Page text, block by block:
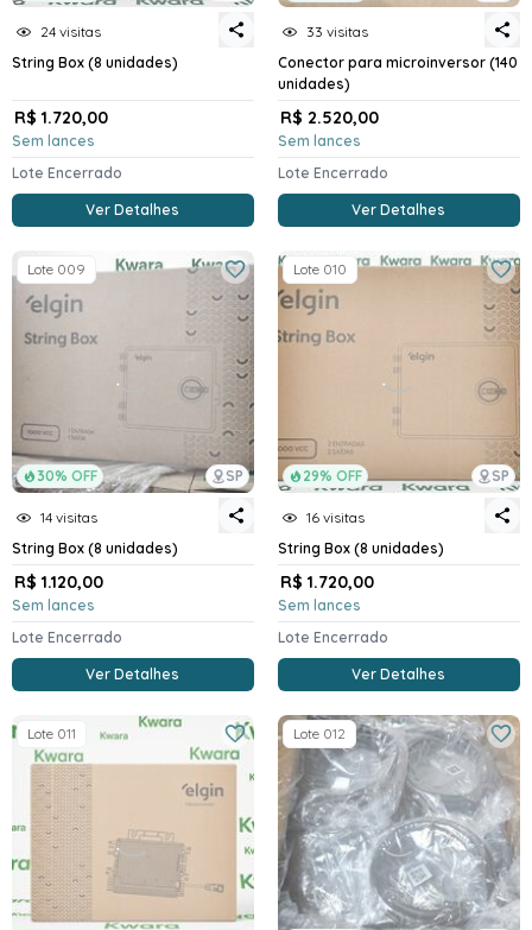
24 visitas
String Box (8 unidades)
R$ 1.720,00
Sem lances
Lote Encerrado
Ver Detalhes
33 visitas
Conector para microinversor (140
unidades)
R$ 2.520,00
Sem lances
Lote Encerrado
Ver Detalhes
30% OFF SP
Lote 009
14 visitas
String Box (8 unidades)
R$ 1.120,00
Sem lances
Lote Encerrado
Ver Detalhes
29% OFF SP
Lote 010
16 visitas
String Box (8 unidades)
R$ 1.720,00
Sem lances
Lote Encerrado
Ver Detalhes
Lote 011 Lote 012